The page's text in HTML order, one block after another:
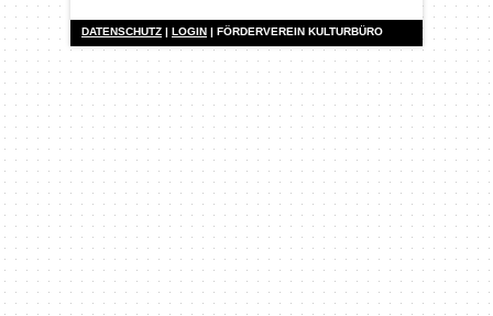
DATENSCHUTZ | LOGIN | FÖRDERVEREIN KULTURBÜRO